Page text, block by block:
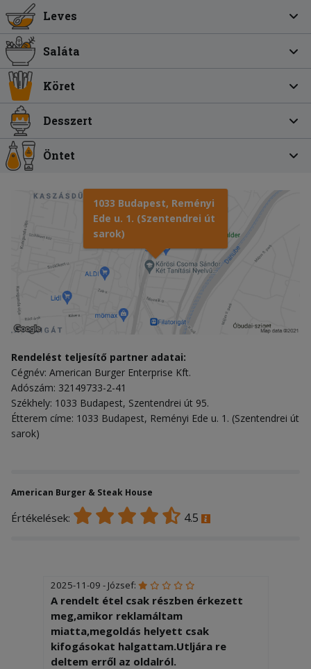
Leves
Saláta
Köret
Desszert
Öntet
1033 Budapest, Reményi
Ede u. 1. (Szentendrei út
sarok)
Rendelést teljesítő partner adatai:
Cégnév: American Burger Enterprise Kft.
Adószám: 32149733-2-41
Székhely: 1033 Budapest, Szentendrei út 95.
Étterem címe: 1033 Budapest, Reményi Ede u. 1. (Szentendrei út
sarok)
American Burger & Steak House
Értékelések: 4.5
2025-11-09 - József:
A rendelt étel csak részben érkezett
meg,amikor reklamáltam
miatta,megoldás helyett csak
kifogásokat halgattam.Utljára re
deltem erről az oldalról.